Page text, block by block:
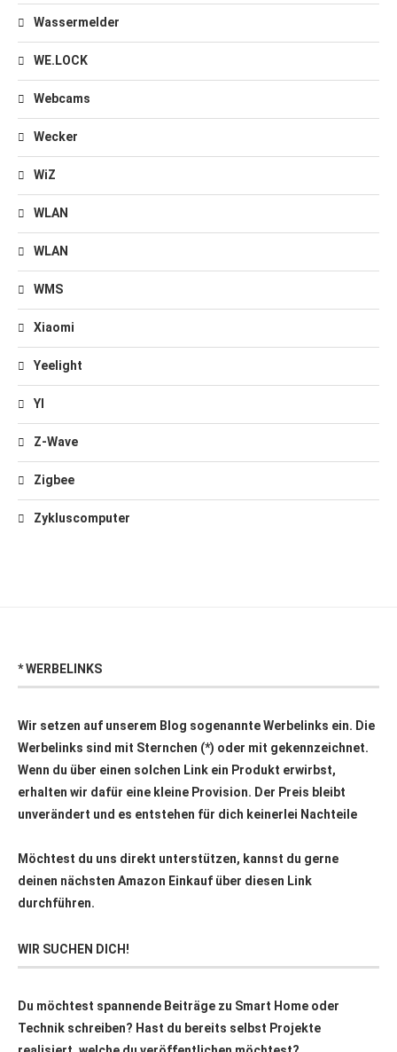
Wassermelder
WE.LOCK
Webcams
Wecker
WiZ
WLAN
WLAN
WMS
Xiaomi
Yeelight
YI
Z-Wave
Zigbee
Zykluscomputer
* WERBELINKS
Wir setzen auf unserem Blog sogenannte Werbelinks ein. Die
Werbelinks sind mit Sternchen (*) oder mit gekennzeichnet.
Wenn du über einen solchen Link ein Produkt erwirbst,
erhalten wir dafür eine kleine Provision. Der Preis bleibt
unverändert und es entstehen für dich keinerlei Nachteile
Möchtest du uns direkt unterstützen, kannst du gerne
deinen nächsten Amazon Einkauf über diesen Link
durchführen.
WIR SUCHEN DICH!
Du möchtest spannende Beiträge zu Smart Home oder
Technik schreiben? Hast du bereits selbst Projekte